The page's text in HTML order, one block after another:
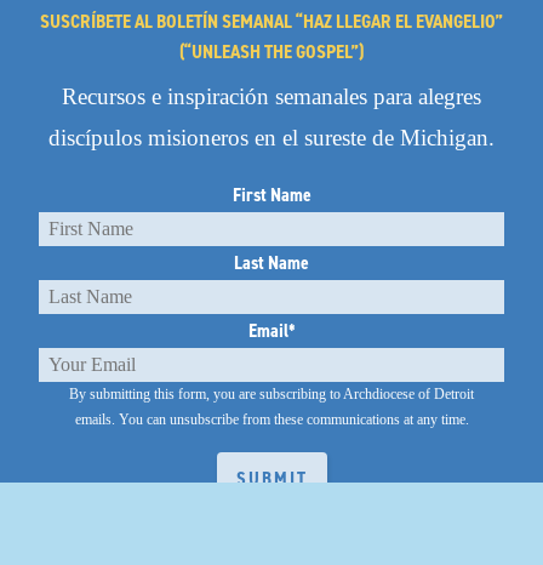
SUSCRÍBETE AL BOLETÍN SEMANAL “HAZ LLEGAR EL EVANGELIO”
(“UNLEASH THE GOSPEL”)
Recursos e inspiración semanales para alegres
discípulos misioneros en el sureste de Michigan.
First Name
Last Name
Email*
By submitting this form, you are subscribing to Archdiocese of Detroit
emails. You can unsubscribe from these communications at any time.